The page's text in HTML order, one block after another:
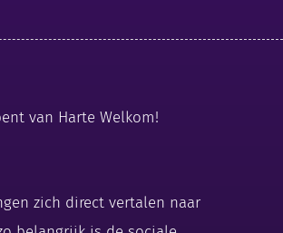
van Harte Welkom!
zich direct vertalen naar